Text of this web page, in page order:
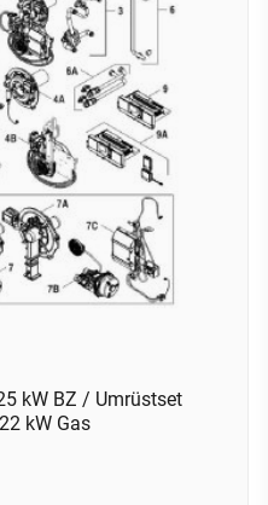
kW BZ / Umrüstset
kW Gas